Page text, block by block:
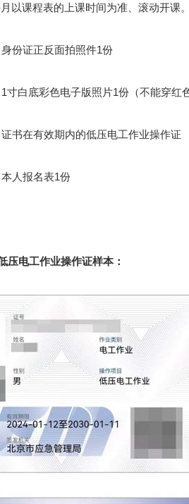
以课程表的上课时间为准、滚动开课
身份证正反面拍照件1份
1寸白底彩色电子版照片1份（不能穿红
书在有效期内的低压电工作业操作证
人报名表1份
压电工作业操作证样本：